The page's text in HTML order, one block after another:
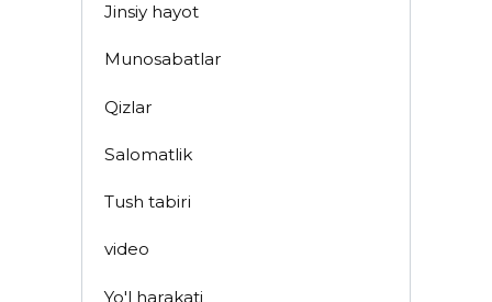
Jinsiy hayot
Munosabatlar
Qizlar
Salomatlik
Tush tabiri
video
Yo'l harakati